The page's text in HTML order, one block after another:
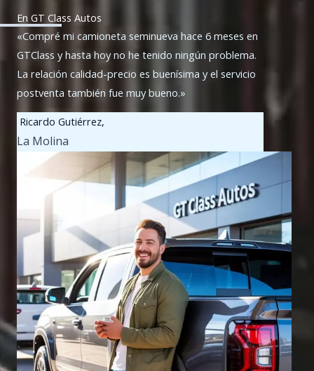
En GT Class Autos
«Compré mi camioneta seminueva hace 6 meses en
GTClass y hasta hoy no he tenido ningún problema.
La relación calidad-precio es buenísima y el servicio
postventa también fue muy bueno.»
Ricardo Gutiérrez,
La Molina